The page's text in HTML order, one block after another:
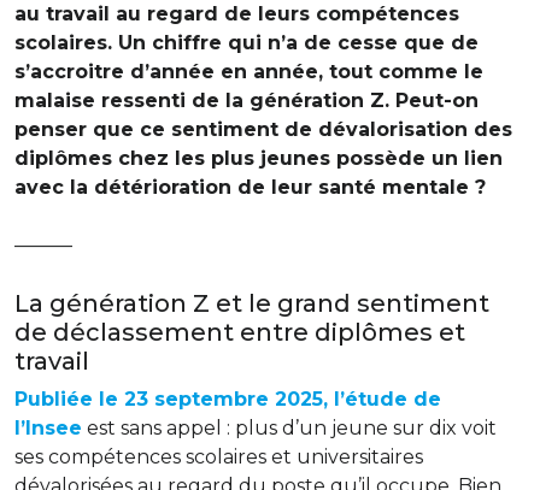
au travail au regard de leurs compétences
scolaires. Un chiffre qui n’a de cesse que de
s’accroitre d’année en année, tout comme le
malaise ressenti de la génération Z. Peut-on
penser que ce sentiment de dévalorisation des
diplômes chez les plus jeunes possède un lien
avec la détérioration de leur santé mentale ?
———
La génération Z et le grand sentiment
de déclassement entre diplômes et
travail
Publiée le 23 septembre 2025, l’étude de
l’Insee est sans appel : plus d’un jeune sur dix voit
ses compétences scolaires et universitaires
dévalorisées au regard du poste qu’il occupe. Bien